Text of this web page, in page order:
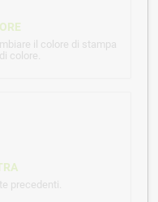
il colore di stampa
colore.
precedenti.